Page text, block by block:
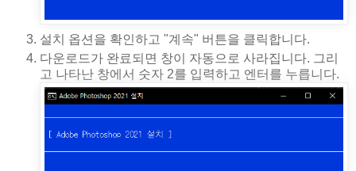
설치 옵션을 확인하고 "계속" 버튼을 클릭합니다.
다운로드가 완료되면 창이 자동으로 사라집니다. 그리
고 나타난 창에서 숫자 2를 입력하고 엔터를 누릅니다.